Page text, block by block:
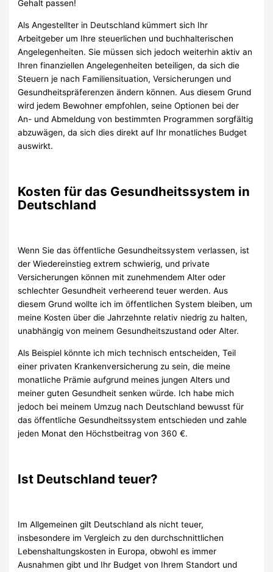
Gehalt passen!
Als Angestellter in Deutschland kümmert sich Ihr
Arbeitgeber um Ihre steuerlichen und buchhalterischen
Angelegenheiten. Sie müssen sich jedoch weiterhin aktiv an
Ihren finanziellen Angelegenheiten beteiligen, da sich die
Steuern je nach Familiensituation, Versicherungen und
Gesundheitspräferenzen ändern können. Aus diesem Grund
wird jedem Bewohner empfohlen, seine Optionen bei der
An- und Abmeldung von bestimmten Programmen sorgfältig
abzuwägen, da sich dies direkt auf Ihr monatliches Budget
auswirkt.
Kosten für das Gesundheitssystem in
Deutschland
Wenn Sie das öffentliche Gesundheitssystem verlassen, ist
der Wiedereinstieg extrem schwierig, und private
Versicherungen können mit zunehmendem Alter oder
schlechter Gesundheit verheerend teuer werden. Aus
diesem Grund wollte ich im öffentlichen System bleiben, um
meine Kosten über die Jahrzehnte relativ niedrig zu halten,
unabhängig von meinem Gesundheitszustand oder Alter.
Als Beispiel könnte ich mich technisch entscheiden, Teil
einer privaten Krankenversicherung zu sein, die meine
monatliche Prämie aufgrund meines jungen Alters und
meiner guten Gesundheit senken würde. Ich habe mich
jedoch bei meinem Umzug nach Deutschland bewusst für
das öffentliche Gesundheitssystem entschieden und zahle
jeden Monat den Höchstbeitrag von 360 €.
Ist Deutschland teuer?
Im Allgemeinen gilt Deutschland als nicht teuer,
insbesondere im Vergleich zu den durchschnittlichen
Lebenshaltungskosten in Europa, obwohl es immer
Ausnahmen gibt und Ihr Budget von Ihrem Standort und